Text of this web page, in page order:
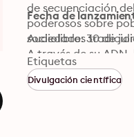
de secuenciación
poderosos sobre
sociedades
A través de su
sus historias de
que practicaron la
Fecha de
Audiolibro: 30 de
Etiquetas
Divulgación científica